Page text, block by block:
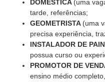
DOMÉSTICA (uma
tarde, referências;
GEOMETRISTA (uma
precisa experiência,
INSTALADOR DE
possua curso ou
PROMOTOR DE
ensino médio